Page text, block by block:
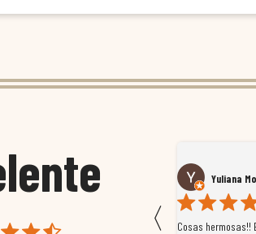
〈
Luis
al cliente. Tuvimos un pequeño
Yuliana
Cosas hermosas!!